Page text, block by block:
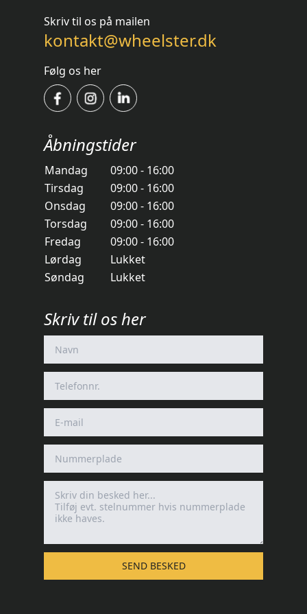
Skriv til os på mailen
kontakt@wheelster.dk
Følg os her
Åbningstider
Mandag
09:00 - 16:00
Tirsdag
09:00 - 16:00
Onsdag
09:00 - 16:00
Torsdag
09:00 - 16:00
Fredag
09:00 - 16:00
Lørdag
Lukket
Søndag
Lukket
Skriv til os her
SEND BESKED